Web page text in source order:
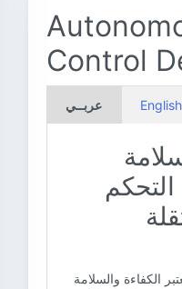
Control
عربــي English
التحكم
الكفاءة والسلامة